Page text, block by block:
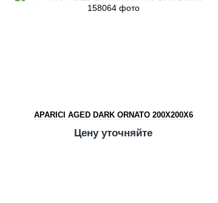
APARICI AGED DARK ORNATO 200X200X6
Цену уточняйте